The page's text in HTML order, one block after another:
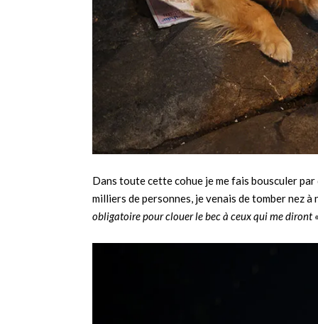
Dans toute cette cohue je me fais bousculer
milliers de personnes, je venais de tomber nez
obligatoire pour clouer le bec à ceux qui me diront